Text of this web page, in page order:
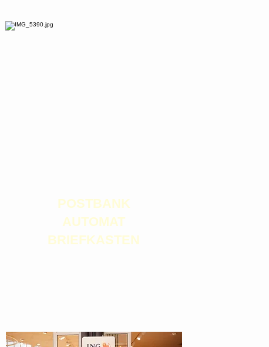
POSTBANK
AUTOMAT
BRIEFKASTEN